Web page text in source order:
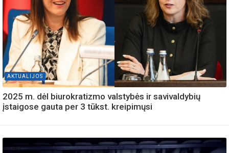
AKTUALIJOS
2025 m. dėl biurokratizmo valstybės ir savivaldybių
įstaigose gauta per 3 tūkst. kreipimųsi